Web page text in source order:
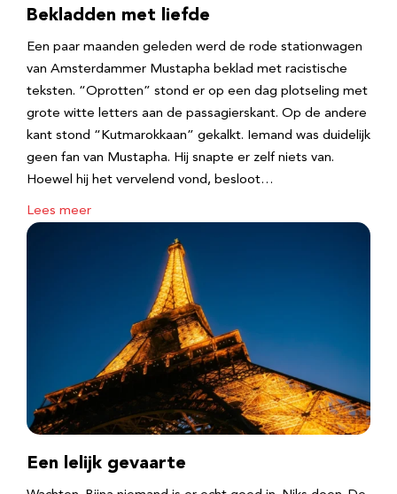
Bekladden met liefde
Een paar maanden geleden werd de rode stationwagen
van Amsterdammer Mustapha beklad met racistische
teksten. “Oprotten” stond er op een dag plotseling met
grote witte letters aan de passagierskant. Op de andere
kant stond “Kutmarokkaan” gekalkt. Iemand was duidelijk
geen fan van Mustapha. Hij snapte er zelf niets van.
Hoewel hij het vervelend vond, besloot…
Lees meer
Een lelijk gevaarte